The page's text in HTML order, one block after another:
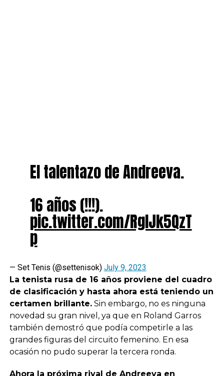
El talentazo de Andreeva.
16 años (!!!).
pic.twitter.com/RgIJk5QzT
p
— Set Tenis (@settenisok) July 9, 2023
La tenista rusa de 16 años proviene del cuadro
de clasificación y hasta ahora está teniendo un
certamen brillante.Sin embargo, no es ninguna
novedad su gran nivel, ya que en Roland Garros
también demostró que podía competirle a las
grandes figuras del circuito femenino. En esa
ocasión no pudo superar la tercera ronda.
Ahora la próxima rival de Andreeva en